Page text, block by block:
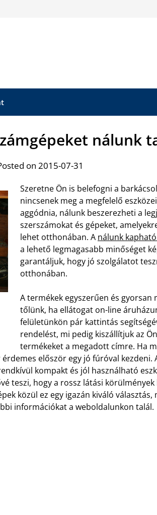
nálunk
on 2015-07-31
Szeretne Ön is belefogni a
nincsenek meg a megfelelő
aggódnia, nálunk beszerezheti a
szerszámokat és gépeket,
lehet otthonában. A nálunk
a lehető legmagasabb minőséget
garantáljuk, hogy jó szolgálatot
otthonában.
A termékek egyszerűen és gyorsan
tőlünk, ha ellátogat on-line
felületünkön pár kattintás
rendelést, mi pedig kiszállítjuk az
termékeket a megadott címre. Ha
először egy jó fúróval kezdeni.
kompakt és jól használható
teszi, hogy a rossz látási
közül ez egy igazán kiváló választás,
információkat a weboldalunkon talál.